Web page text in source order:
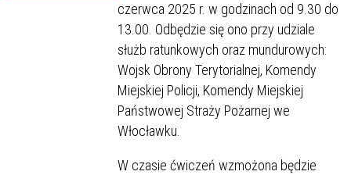
czerwca 2025 r. w godzinach od 9.30 do
13.00. Odbędzie się ono przy udziale
służb ratunkowych oraz mundurowych:
Wojsk Obrony Terytorialnej, Komendy
Miejskiej Policji, Komendy Miejskiej
Państwowej Straży Pożarnej we
Włocławku.
W czasie ćwiczeń wzmożona będzie